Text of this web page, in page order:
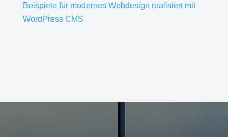
Beispiele für modernes Webdesign realisiert mit
WordPress CMS